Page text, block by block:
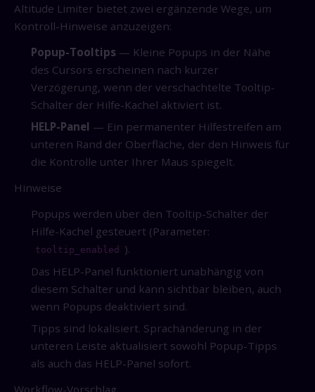
Altitude Limiter bietet zwei ergänzende Wege, um
Kontroll-Hinweise anzuzeigen:
Popup-Tooltips — Kleine Popups in der Nähe
des Cursors erscheinen nach kurzer
Verzögerung, wenn der verschachtelte Tooltip-
Schalter der Hilfe-Kachel aktiviert ist.
HELP-Panel — Ein permanenter Hilfestreifen am
unteren Rand der Oberfläche, der den Hinweis für
die Kontrolle unter Ihrer Maus spiegelt.
Hinweise
Popups werden über den Tooltip-Schalter der
Hilfe-Kachel gesteuert (Parameter:
tooltip_enabled
).
Das HELP-Panel funktioniert unabhängig von
diesem Schalter und kann sichtbar bleiben, auch
wenn Popups deaktiviert sind.
Tipps sind lokalisiert. Sprachänderung in der
unteren Leiste aktualisiert sowohl Popup-Tipps
als auch das HELP-Panel sofort.
Workflow-Vorschlag